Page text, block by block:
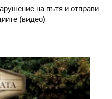
на пътя и отправи
(видео)